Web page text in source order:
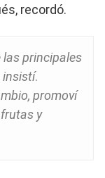
recordó.
las principales
insistí.
promoví
y